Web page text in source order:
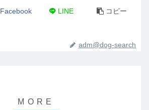
Facebook LINE コピー
adm@dog-search